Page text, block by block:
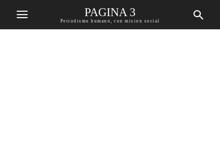
PAGINA 3
Periodismo humano, con mision social